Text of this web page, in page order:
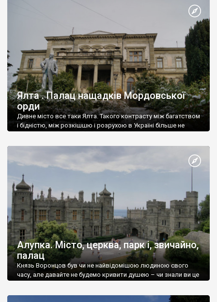
Ялта . Палац нащадків Мордовської
орди
Дивне місто все таки Ялта. Такого контрасту між багатством
і бідністю, між розкішшю і розрухою в Україні більше не
Алупка. Місто, церква, парк і, звичайно,
палац
Князь Воронцов був чи не найвідомішою людиною свого
часу, але давайте не будемо кривити душею – чи знали ви це